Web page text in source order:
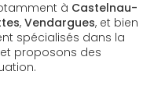
à Castelnau-
, Vendargues, et bien
spécialisés dans la
et proposons des